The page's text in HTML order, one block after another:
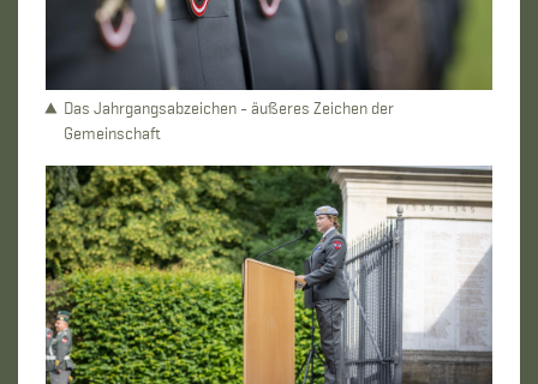
Das Jahrgangsabzeichen - äußeres Zeichen der
Gemeinschaft